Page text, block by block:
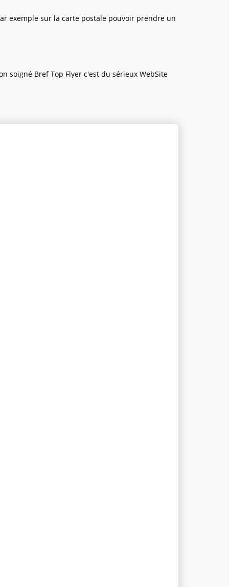
exemple sur la carte postale pouvoir prendre un
soigné Bref Top Flyer c'est du sérieux WebSite